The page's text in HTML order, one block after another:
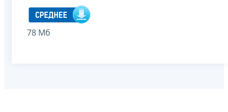
78 Мб